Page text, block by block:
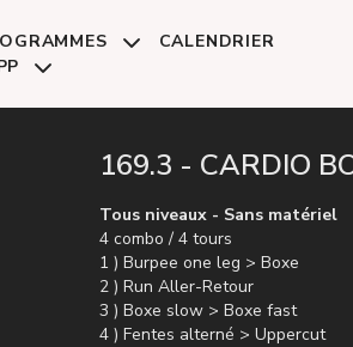
CALENDRIER
169.3 - CARDIO
Tous niveaux - Sans matériel
4 combo / 4 tours
1 ) Burpee one leg > Boxe
2 ) Run Aller-Retour
3 ) Boxe slow > Boxe fast
4 ) Fentes alterné > Uppercut